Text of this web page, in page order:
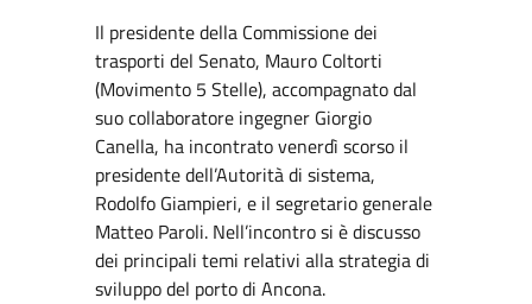
Il presidente della Commissione dei
trasporti del Senato, Mauro Coltorti
(Movimento 5 Stelle), accompagnato dal
suo collaboratore ingegner Giorgio
Canella, ha incontrato venerdì scorso il
presidente dell’Autorità di sistema,
Rodolfo Giampieri, e il segretario generale
Matteo Paroli. Nell’incontro si è discusso
dei principali temi relativi alla strategia di
sviluppo del porto di Ancona.